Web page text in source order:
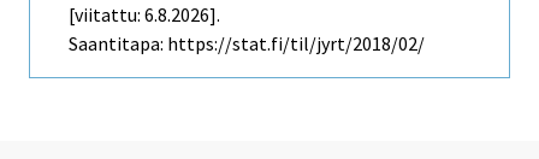
[viitattu: 6.8.2026].
Saantitapa: https://stat.fi/til/jyrt/2018/02/